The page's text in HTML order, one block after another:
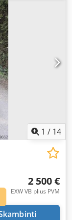
1 / 14
2 500 €
EXW VB plius PVM